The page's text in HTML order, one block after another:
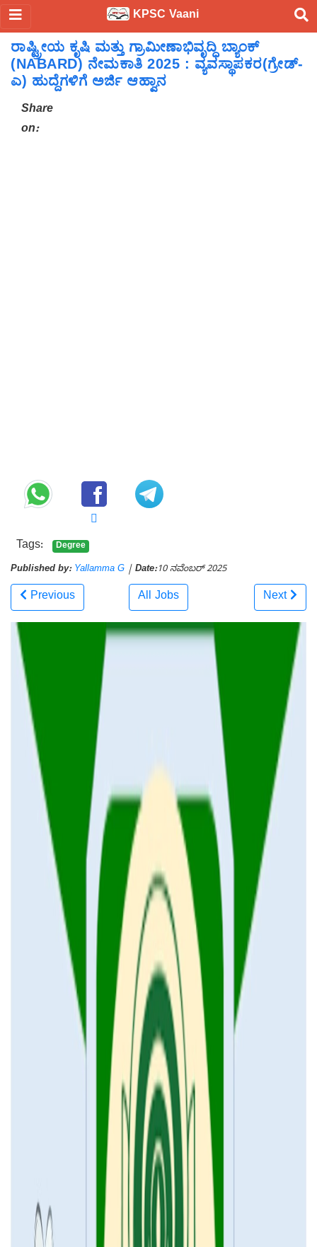
KPSC Vaani
ರಾಷ್ಟ್ರೀಯ ಕೃಷಿ ಮತ್ತು ಗ್ರಾಮೀಣಾಭಿವೃದ್ಧಿ ಬ್ಯಾಂಕ್
(NABARD) ನೇಮಕಾತಿ 2025 : ವ್ಯವಸ್ಥಾಪಕರ(ಗ್ರೇಡ್-
ಎ) ಹುದ್ದೆಗಳಿಗೆ ಅರ್ಜಿ ಆಹ್ವಾನ
Share
on:
Tags: Degree
Published by: Yallamma G | Date:10 ನವೆಂಬರ್ 2025
Previous All Jobs Next